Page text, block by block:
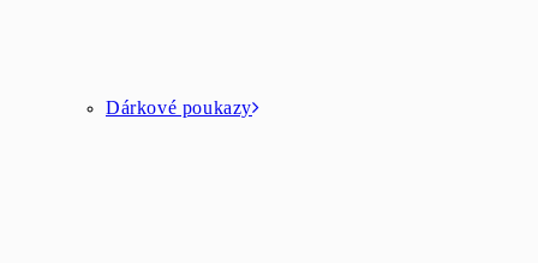
Dárkové poukazy